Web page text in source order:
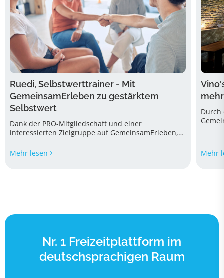
Ruedi, Selbstwerttrainer - Mit
GemeinsamErleben zu gestärktem
Selbstwert
Dank der PRO-Mitgliedschaft und einer
interessierten Zielgruppe auf GemeinsamErleben,
Mehr lesen
Durch
Mehr
Nr. 1 Freizeitplattform im
deutschsprachigen Raum